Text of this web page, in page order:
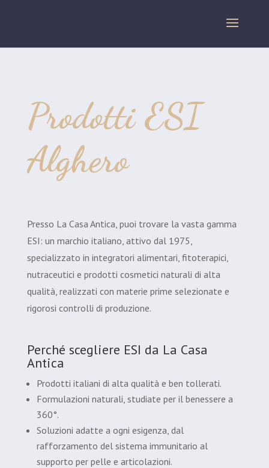
Prodotti ESI
Alghero
Presso La Casa Antica, puoi trovare la vasta gamma
ESI: un marchio italiano, attivo dal 1975,
specializzato in integratori alimentari, fitoterapici,
nutraceutici e prodotti cosmetici naturali di alta
qualità, realizzati con materie prime selezionate e
rigorosi controlli di produzione.
Perché scegliere ESI da La Casa
Antica
Prodotti italiani di alta qualità e ben tollerati.
Formulazioni naturali, studiate per il benessere a
360°.
Soluzioni adatte a ogni esigenza, dal
rafforzamento del sistema immunitario al
supporto per pelle e articolazioni.